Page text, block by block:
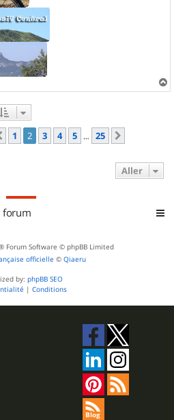
a
2sur
Précédent
1 2 3 4 5 … 25
Aller
forum
Forum Software © phpBB Limited
officielle © Qiaeru
by: phpBB SEO
| Conditions